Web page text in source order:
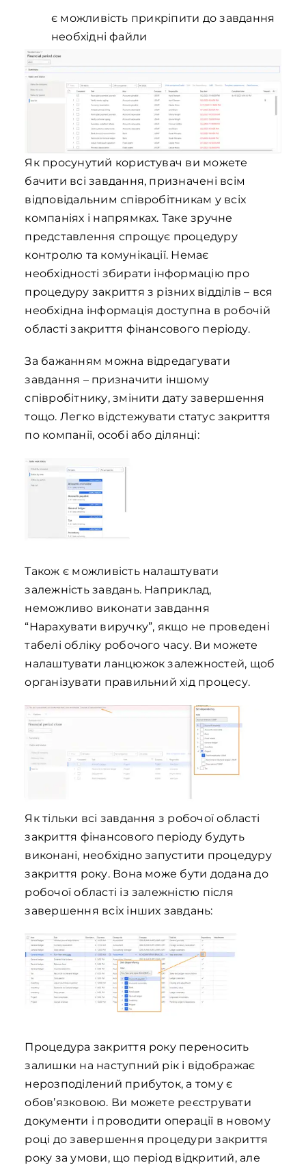
є можливість прикріпити до завдання
необхідні файли
Як просунутий користувач ви можете
бачити всі завдання, призначені всім
відповідальним співробітникам у всіх
компаніях і напрямках. Таке зручне
представлення спрощує процедуру
контролю та комунікації. Немає
необхідності збирати інформацію про
процедуру закриття з різних відділів – вся
необхідна інформація доступна в робочій
області закриття фінансового періоду.
За бажанням можна відредагувати
завдання – призначити іншому
співробітнику, змінити дату завершення
тощо. Легко відстежувати статус закриття
по компанії, особі або ділянці:
Також є можливість налаштувати
залежність завдань. Наприклад,
неможливо виконати завдання
“Нарахувати виручку”, якщо не проведені
табелі обліку робочого часу. Ви можете
налаштувати ланцюжок залежностей, щоб
організувати правильний хід процесу.
Як тільки всі завдання з робочої області
закриття фінансового періоду будуть
виконані, необхідно запустити процедуру
закриття року. Вона може бути додана до
робочої області із залежністю після
завершення всіх інших завдань:
Процедура закриття року переносить
залишки на наступний рік і відображає
нерозподілений прибуток, а тому є
обов’язковою. Ви можете реєструвати
документи і проводити операції в новому
році до завершення процедури закриття
року за умови, що період відкритий, але